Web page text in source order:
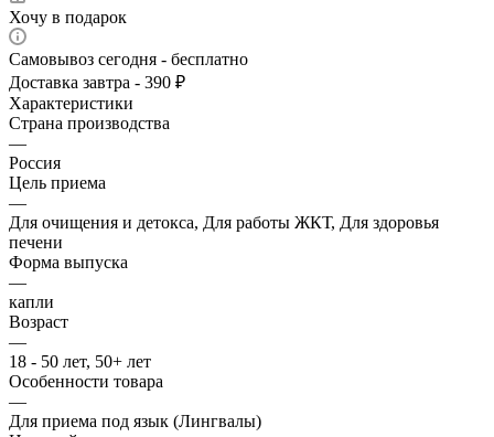
Хочу в подарок
Самовывоз сегодня - бесплатно
Доставка завтра - 390 ₽
Характеристики
Страна производства
—
Россия
Цель приема
—
Для очищения и детокса, Для работы ЖКТ, Для здоровья
печени
Форма выпуска
—
капли
Возраст
—
18 - 50 лет, 50+ лет
Особенности товара
—
Для приема под язык (Лингвалы)